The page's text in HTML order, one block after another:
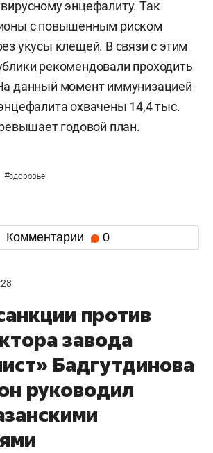
энцефалиту. Так
с повышенным риском
укусы клещей. В связи с этим
рекомендовали проходить
данный момент иммунизацией
охвачены 14,4 тыс.
годовой план.
#здоровье
Комментарии 0
против
завода
Бадгутдинова
руководил